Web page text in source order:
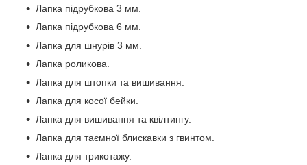
Лапка підрубкова 3 мм.
Лапка підрубкова 6 мм.
Лапка для шнурів 3 мм.
Лапка роликова.
Лапка для штопки та вишивання.
Лапка для косої бейки.
Лапка для вишивання та квілтингу.
Лапка для таємної блискавки з гвинтом.
Лапка для трикотажу.